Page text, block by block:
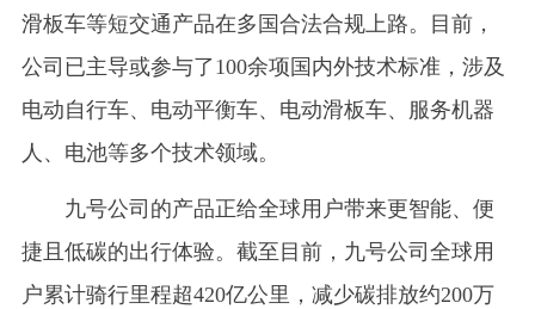
滑板车等短交通产品在多国合法合规上路。目前，
公司已主导或参与了100余项国内外技术标准，涉及
电动自行车、电动平衡车、电动滑板车、服务机器
人、电池等多个技术领域。
九号公司的产品正给全球用户带来更智能、便
捷且低碳的出行体验。截至目前，九号公司全球用
户累计骑行里程超420亿公里，减少碳排放约200万